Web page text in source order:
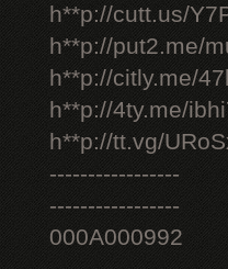
h**p://cutt.us/
h**p://put2.me/
h**p://citly.me/
h**p://4ty.me/
h**p://tt.vg/
-----------------
-----------------
000A000992